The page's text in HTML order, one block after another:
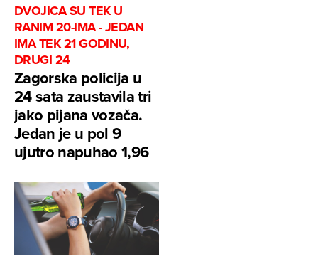
DVOJICA SU TEK U
RANIM 20-IMA - JEDAN
IMA TEK 21 GODINU,
DRUGI 24
Zagorska policija u
24 sata zaustavila tri
jako pijana vozača.
Jedan je u pol 9
ujutro napuhao 1,96